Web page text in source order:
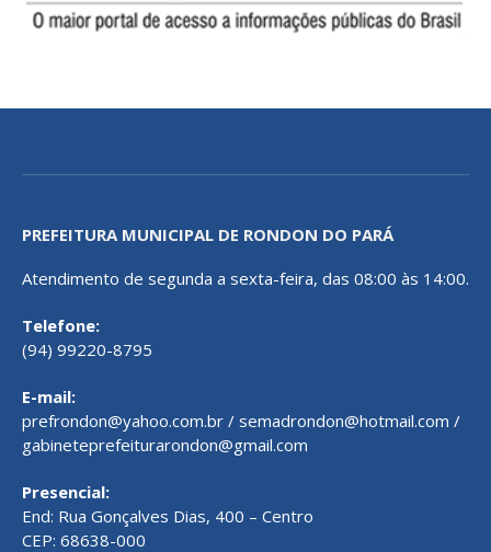
PREFEITURA MUNICIPAL DE RONDON DO PARÁ
Atendimento de segunda a sexta-feira, das 08:00 às 14:00.
Telefone:
(94) 99220-8795
E-mail:
prefrondon@yahoo.com.br / semadrondon@hotmail.com /
gabineteprefeiturarondon@gmail.com
Presencial:
End: Rua Gonçalves Dias, 400 – Centro
CEP: 68638-000